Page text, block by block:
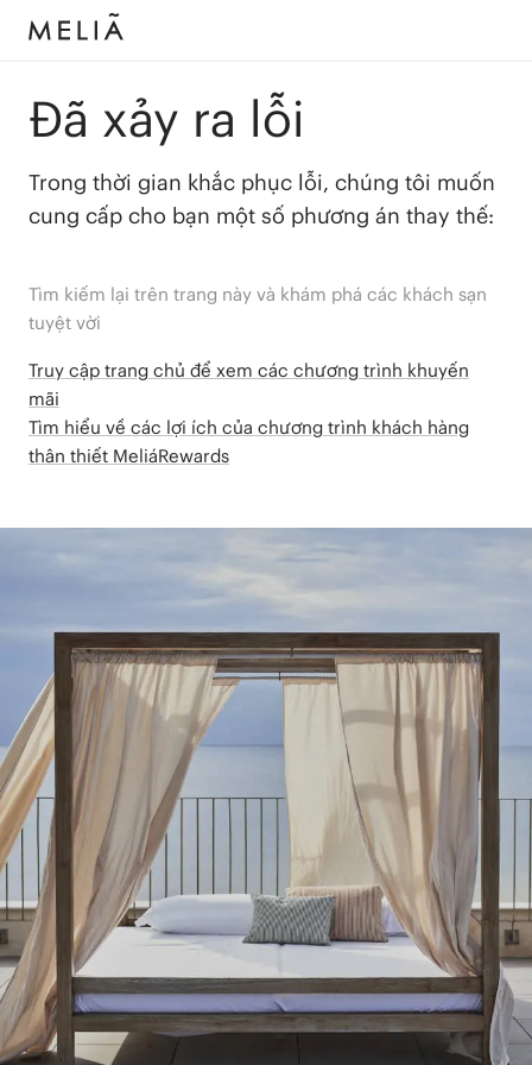
Đã xảy ra lỗi
Trong thời gian khắc phục lỗi, chúng tôi muốn
cung cấp cho bạn một số phương án thay thế:
Tìm kiếm lại trên trang này và khám phá các khách sạn
tuyệt vời
Truy cập trang chủ để xem các chương trình khuyến
mãi
Tìm hiểu về các lợi ích của chương trình khách hàng
thân thiết MeliáRewards